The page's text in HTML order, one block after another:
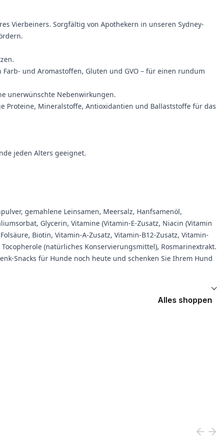
Vierbeiners. Sorgfältig von Apothekern in unseren Sydney-
und Aromastoffen, Gluten und GVO – für einen rundum
unerwünschte Nebenwirkungen.
Proteine, Mineralstoffe, Antioxidantien und Ballaststoffe für das
jeden Alters geeignet.
gemahlene Leinsamen, Meersalz, Hanfsamenöl,
Glycerin, Vitamine (Vitamin-E-Zusatz, Niacin (Vitamin
Biotin, Vitamin-A-Zusatz, Vitamin-B12-Zusatz, Vitamin-
(natürliches Konservierungsmittel), Rosmarinextrakt.
Snacks für Hunde noch heute und schenken Sie Ihrem Hund
Alles shoppen